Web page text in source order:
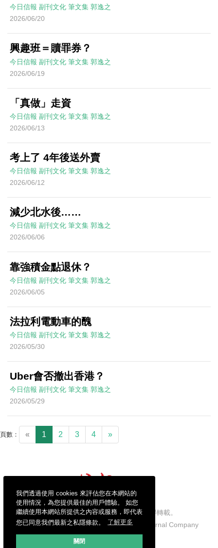
我們透過使用 cookies 來評估您在本網站的
使用情況，為您提供最佳的用戶體驗。 如您
繼續使用本網站所提供之內容或服務，即代表
您已同意我們最新之私隱條款。
了解更多
關閉
今日信報 副刊文化 筆文集 郭逸之
2026/06/20
興趣班＝贖罪券？
今日信報 副刊文化 筆文集 郭逸之
2026/06/19
「真做」走資
今日信報 副刊文化 筆文集 郭逸之
2026/06/13
考上了 4年後送外賣
今日信報 副刊文化 筆文集 郭逸之
2026/06/12
減少北水後……
今日信報 副刊文化 筆文集 郭逸之
2026/06/06
靠強積金點退休？
今日信報 副刊文化 筆文集 郭逸之
2026/06/05
法拉利電動車的醜
今日信報 副刊文化 筆文集 郭逸之
2026/05/30
Uber會否撤出香港？
今日信報 副刊文化 筆文集 郭逸之
2026/05/29
頁數： « 1 2 3 4 »
信報財經新聞有限公司版權所有，不得轉載。
Copyright © 2026 Hong Kong Economic Journal Company
Limited. All rights reserved.